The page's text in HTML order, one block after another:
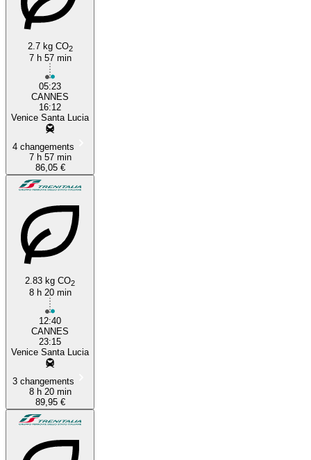
2.7 kg CO2
7 h 57 min
05:23
CANNES
16:12
Venice Santa Lucia
4 changements
7 h 57 min
86,05 €
2.83 kg CO2
8 h 20 min
12:40
CANNES
23:15
Venice Santa Lucia
3 changements
8 h 20 min
89,95 €